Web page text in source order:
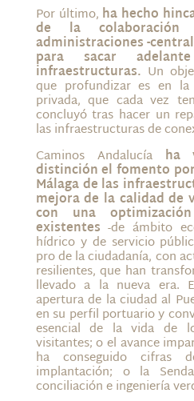
Por último, ha hecho
de la
administraciones -
para sacar
infraestructuras. Un
que profundizar es en la
privada, que cada vez
concluyó tras hacer un
las infraestructuras de
Caminos Andalucía ha
distinción el fomento
Málaga de las
mejora de la calidad de
con una
existentes -de ámbito
hídrico y de servicio
pro de la ciudadanía, con
resilientes, que han
llevado a la nueva era.
apertura de la ciudad al
en su perfil portuario y
esencial de la vida de
visitantes; o el avance
ha conseguido cifras
implantación; o la
conciliación e ingeniería